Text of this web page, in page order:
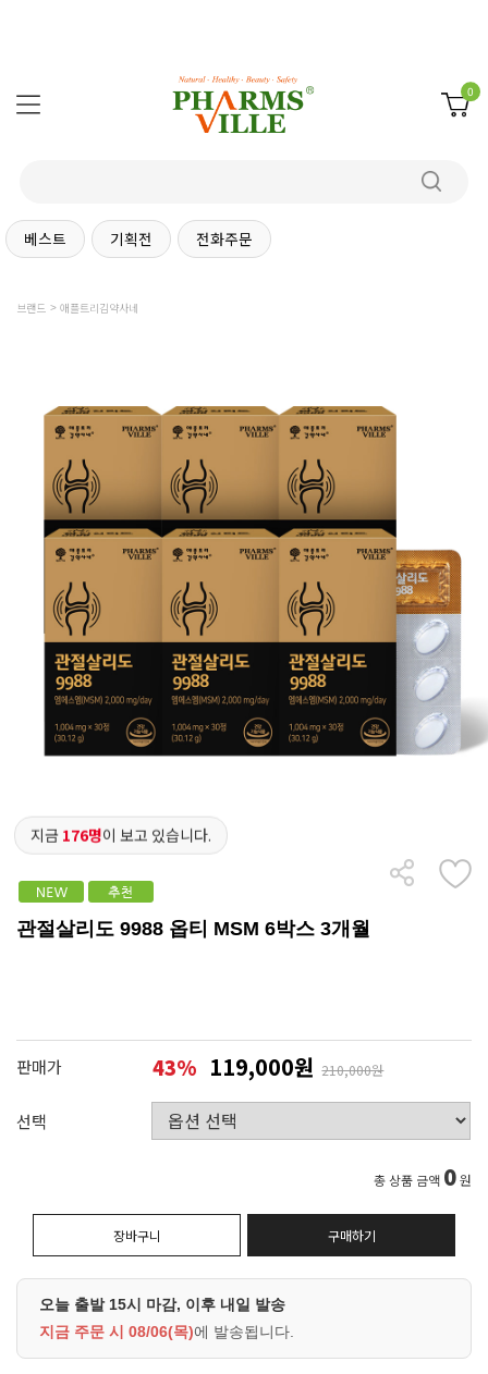
0
베스트 기획전 전화주문
브랜드 애플트리김약사네
지금 176명이 보고 있습니다.
관절살리도 9988 옵티 MSM 6박스 3개월
판매가 43% 119,000원 210,000원
선택
총 상품 금액 0원
장바구니 구매하기
오늘 출발 15시 마감, 이후 내일 발송
지금 주문 시 08/06(목)에 발송됩니다.